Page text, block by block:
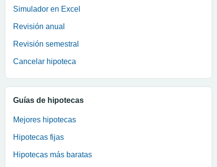
Simulador en Excel
Revisión anual
Revisión semestral
Cancelar hipoteca
Guías de hipotecas
Mejores hipotecas
Hipotecas fijas
Hipotecas más baratas